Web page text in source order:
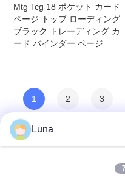
Mtg Tcg 18 ポケット カード
ページ トップ ローディング
ブラック トレーディング カ
ード バインダー ページ
1 2 3
Luna